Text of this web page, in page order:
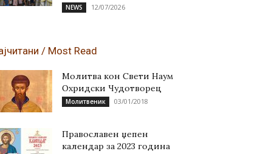
NEWS 12/07/2026
/ Most Read
Молитва кон Свети Наум
Охридски Чудотворец
Молитвеник 03/01/2018
Православен џепен
календар за 2023 година